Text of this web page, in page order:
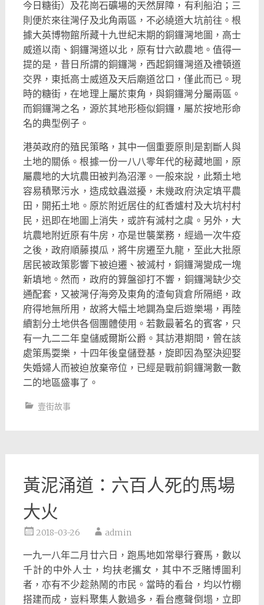
今日糖街）及花崗石礦場的天然屏障， 有利船泊；三
則便於來往灣仔及北角兩區，不必繞道大坑前往。 根
據大英博物館所藏十九世紀末期的銅鑼灣地圖，高士
威道以南、銅鑼灣道以北，原有廿六畝農地。值得一
提的是， 昔日所謂的銅鑼灣，西起銅鑼灣道及禮頓道
交界， 東抵高士威道及天后廟道岔口，僅此而已。現
時的糖街，在地理上屬於東角，與銅鑼灣分屬兩區。
而銅鑼灣之名， 源於其地形極似銅鑼，屬於按地形命
名的典型例子。
港英政府的殖民策略，其中一個重要原則是割斷人與
土地的關係。根據一份一八八零年代的秘藏地圖， 原
屬農地的大坑農田被判為沼澤。一般來說， 此類土地
容易積聚污水，造成蚊蟲滋擾，未幾政府決定填平農
田， 開拓土地。原於附近居住的紅香爐村及大坑村村
民，迅即在地圖上消失，或許有滅村之虞。另外， 大
坑農地附近原有牛房，亦是世襲業務，經過一次牛疫
之後，政府順藤摸瓜，將牛房遷至九龍， 至此大批原
居民被政策影響下被迫遷、被滅村，銅鑼灣變成一塊
新填地。然而，政府的算盤卻打不響， 銅鑼灣缺少交
通配套，又被灣仔海旁及東角的渣甸貨倉所隔絕， 政
府得地無所用，故將大幅土地闢為皇后遊樂場， 再陸
續割分土地供各個團體使用。若數最著名的賓客， 只
有一九二二年皇儲威爾斯公爵。其訪港期間，曾在該
處策馬耍樂， 十四年後皇儲登基，旋即因為堅決迎娶
失婚婦人而被迫放棄帝位， 已經是戰前銅鑼灣數一數
二的地區盛事了。
壹街故事
黃泥涌道：六百人死的馬場
大火
2018-03-26 admin
一九一八年二月廿六日，跑馬地如常舉行賽馬， 數以
千計的中外人士，均扶老攜女，其中不乏賭博圖利
者， 亦有不少趁熱鬧的市民。當時的看台，均以竹棚
搭建而成， 豈料聚集人數過多，看台應聲倒塌，立即